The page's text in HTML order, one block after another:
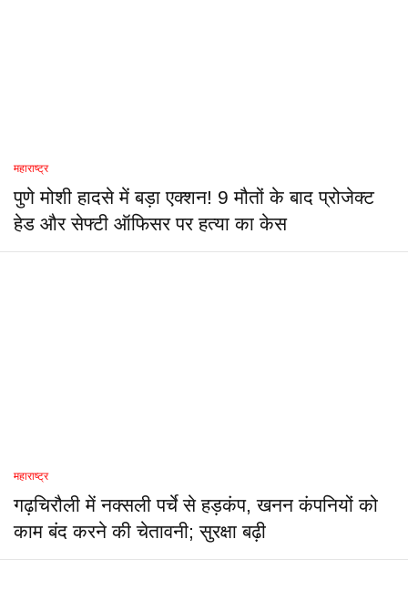
महाराष्ट्र
पुणे मोशी हादसे में बड़ा एक्शन! 9 मौतों के बाद प्रोजेक्ट
हेड और सेफ्टी ऑफिसर पर हत्या का केस
महाराष्ट्र
गढ़चिरौली में नक्सली पर्चे से हड़कंप, खनन कंपनियों को
काम बंद करने की चेतावनी; सुरक्षा बढ़ी